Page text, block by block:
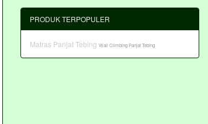
PRODUK TERPOPULER
Matras Panjat Tebing Wall Climbing Panjat Tebing